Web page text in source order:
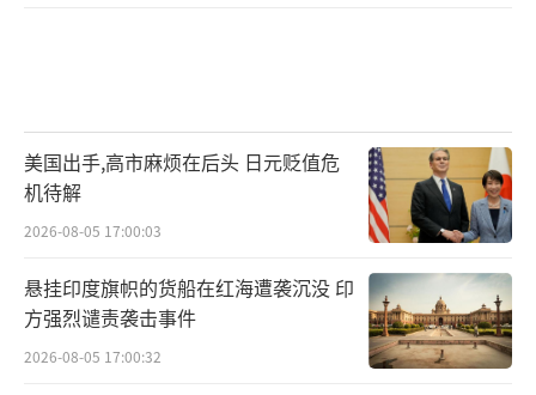
基和中国的关系并不好，尤其是在冲突初期，
他曾公开批评中国没有站队，甚至还觉得中国
的和平提议不够积极。西方国家的援助虽然没
问题。尤其是俄罗斯在朝鲜的支持下，战力大
增，乌克兰的处境越发艰难。面对这种压力，
泽连斯基很聪明地改变了策略，开始寻求中国
美国出手,高市麻烦在后头 日元贬值危
机待解
2026-08-05 17:00:03
悬挂印度旗帜的货船在红海遭袭沉没 印
方强烈谴责袭击事件
2026-08-05 17:00:32